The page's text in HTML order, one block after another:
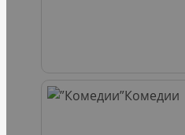
Комедии